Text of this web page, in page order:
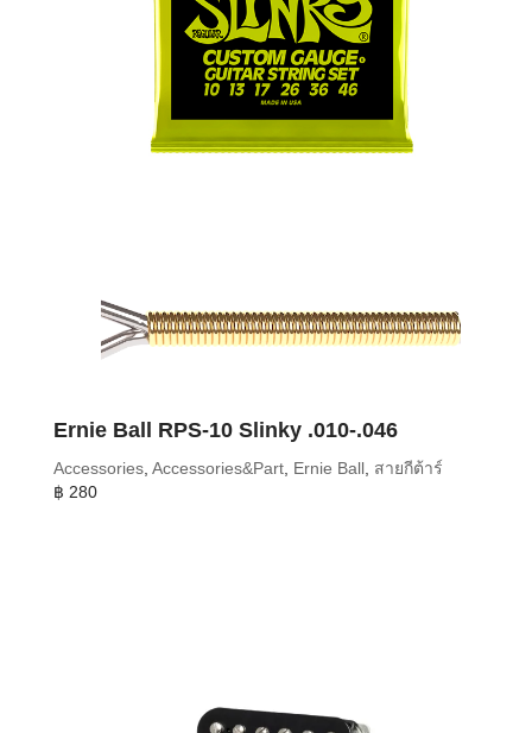
Ernie Ball RPS-10 Slinky .010-.046
Accessories, Accessories&Part, Ernie Ball, สายกีต้าร์
฿ 280